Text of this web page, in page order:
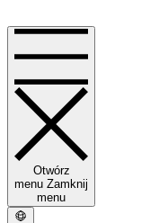
Otwórz
menu Zamknij
menu